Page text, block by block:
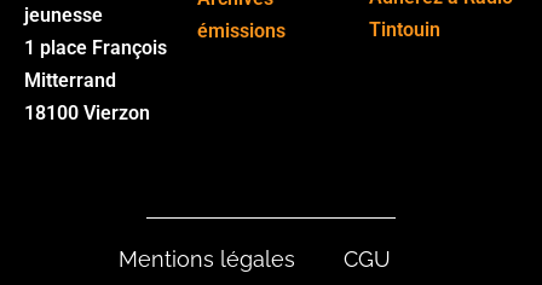
jeunesse
1 place François
Mitterrand
18100 Vierzon
émissions
Tintouin
Mentions légales CGU